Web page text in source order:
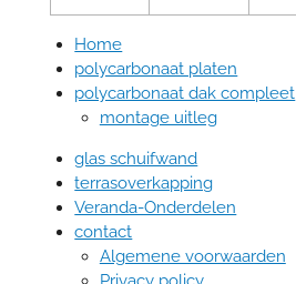
Home
polycarbonaat platen
polycarbonaat dak compleet
montage uitleg
glas schuifwand
terrasoverkapping
Veranda-Onderdelen
contact
Algemene voorwaarden